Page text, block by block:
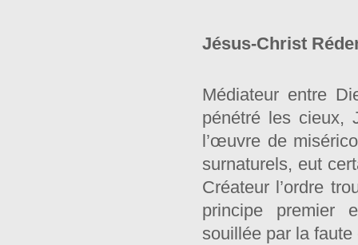
Jésus-Christ
Médiateur entre
pénétré les cieux,
l’œuvre de
surnaturels, eut
Créateur l’ordre
principe premier
souillée par la faute